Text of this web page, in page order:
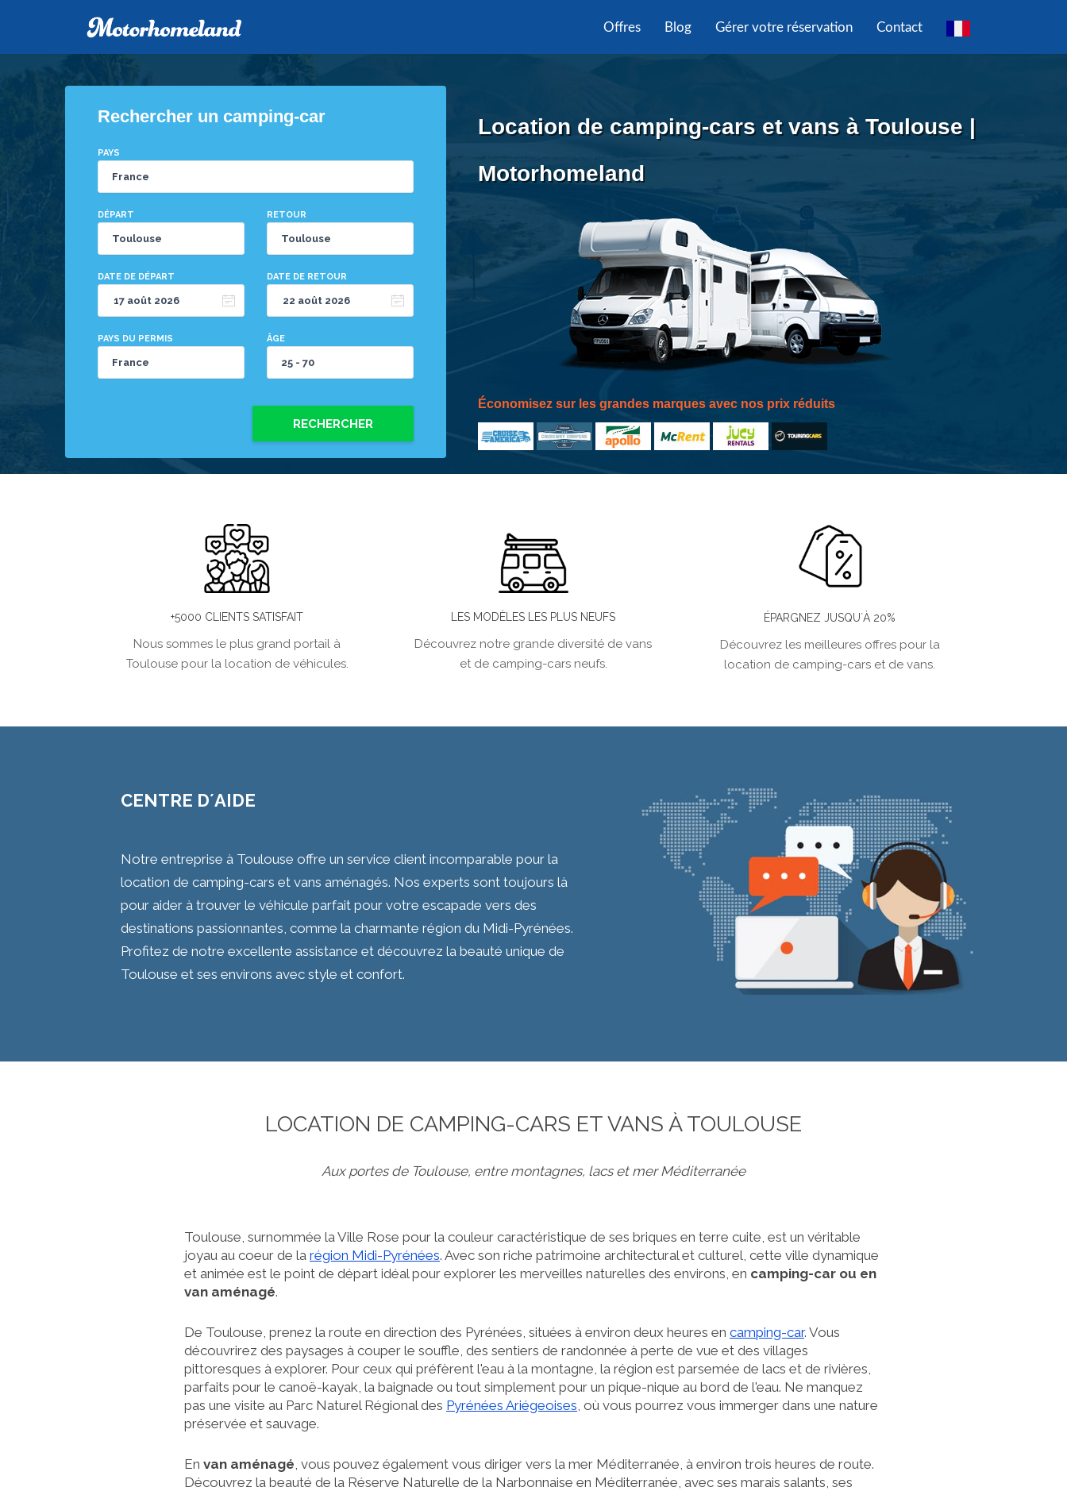
Offres Blog Gérer votre réservation Contact
Rechercher un camping-car
PAYS
DÉPART RETOUR
DATE DE DÉPART DATE DE RETOUR
PAYS DU PERMIS ÂGE
RECHERCHER
Location de camping-cars et vans à Toulouse |
Motorhomeland
Économisez sur les grandes marques avec nos prix réduits
+5000 CLIENTS SATISFAIT
Nous sommes le plus grand portail à
Toulouse pour la location de véhicules.
LES MODÈLES LES PLUS NEUFS
Découvrez notre grande diversité de vans
et de camping-cars neufs.
ÉPARGNEZ JUSQU´À 20%
Découvrez les meilleures offres pour la
location de camping-cars et de vans.
CENTRE D´AIDE
Notre entreprise à Toulouse offre un service client incomparable pour la
location de camping-cars et vans aménagés. Nos experts sont toujours là
pour aider à trouver le véhicule parfait pour votre escapade vers des
destinations passionnantes, comme la charmante région du Midi-Pyrénées.
Profitez de notre excellente assistance et découvrez la beauté unique de
Toulouse et ses environs avec style et confort.
LOCATION DE CAMPING-CARS ET VANS À TOULOUSE
Aux portes de Toulouse, entre montagnes, lacs et mer Méditerranée
Toulouse, surnommée la Ville Rose pour la couleur caractéristique de ses briques en terre cuite, est un véritable
joyau au coeur de la région Midi-Pyrénées. Avec son riche patrimoine architectural et culturel, cette ville dynamique
et animée est le point de départ idéal pour explorer les merveilles naturelles des environs, en camping-car ou en
van aménagé.
De Toulouse, prenez la route en direction des Pyrénées, situées à environ deux heures en camping-car. Vous
découvrirez des paysages à couper le souffle, des sentiers de randonnée à perte de vue et des villages
pittoresques à explorer. Pour ceux qui préfèrent l'eau à la montagne, la région est parsemée de lacs et de rivières,
parfaits pour le canoë-kayak, la baignade ou tout simplement pour un pique-nique au bord de l'eau. Ne manquez
pas une visite au Parc Naturel Régional des Pyrénées Ariégeoises , où vous pourrez vous immerger dans une nature
préservée et sauvage.
En van aménagé , vous pouvez également vous diriger vers la mer Méditerranée, à environ trois heures de route.
Découvrez la beauté de la Réserve Naturelle de la Narbonnaise en Méditerranée, avec ses marais salants, ses